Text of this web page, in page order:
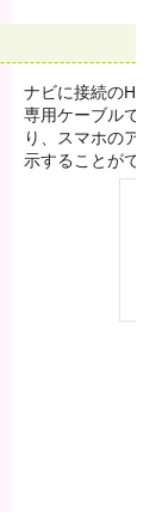
ナビに接続の
専用ケーブルで
り、スマホのア
示することができ